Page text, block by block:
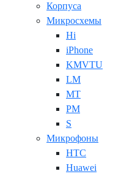
Корпуса
Микросхемы
Hi
iPhone
KMVTU
LM
MT
PM
S
Микрофоны
HTC
Huawei